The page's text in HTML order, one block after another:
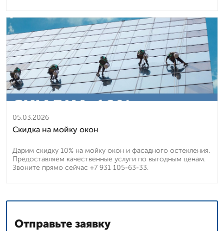
05.03.2026
Скидка на мойку окон
Дарим скидку 10% на мойку окон и фасадного остекления.
Предоставляем качественные услуги по выгодным ценам.
Звоните прямо сейчас +7 931 105-63-33.
Отправьте заявку